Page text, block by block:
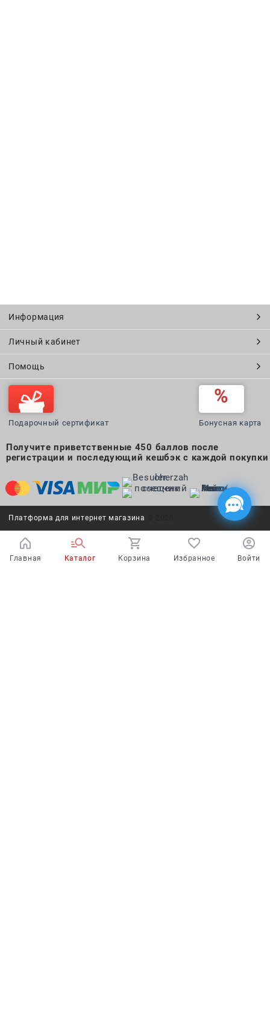
Информация
Личный кабинет
Помощь
Подарочный сертификат Бонусная карта
Получите приветственные 450 баллов после
регистрации и последующий кешбэк с каждой покупки
Платформа для интернет магазина
Главная Каталог Корзина Избранное Войти